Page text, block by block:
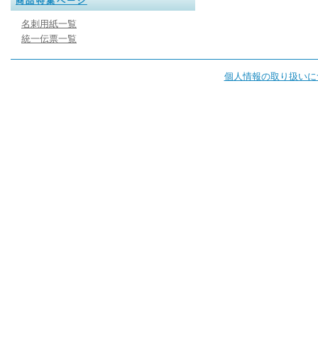
名刺用紙一覧
統一伝票一覧
個人情報の取り扱い